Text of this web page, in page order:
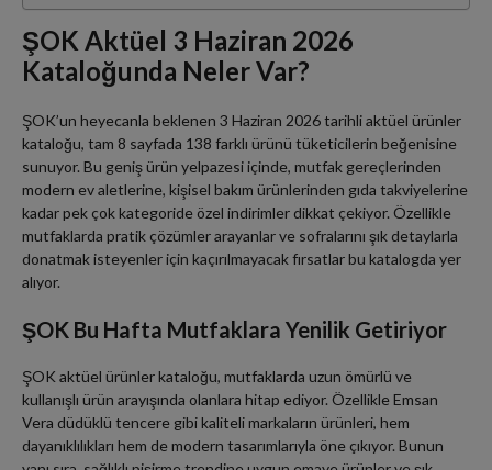
ŞOK Aktüel 3 Haziran 2026
Kataloğunda Neler Var?
ŞOK’un heyecanla beklenen 3 Haziran 2026 tarihli aktüel ürünler
kataloğu, tam 8 sayfada 138 farklı ürünü tüketicilerin beğenisine
sunuyor. Bu geniş ürün yelpazesi içinde, mutfak gereçlerinden
modern ev aletlerine, kişisel bakım ürünlerinden gıda takviyelerine
kadar pek çok kategoride özel indirimler dikkat çekiyor. Özellikle
mutfaklarda pratik çözümler arayanlar ve sofralarını şık detaylarla
donatmak isteyenler için kaçırılmayacak fırsatlar bu katalogda yer
alıyor.
ŞOK Bu Hafta Mutfaklara Yenilik Getiriyor
ŞOK aktüel ürünler kataloğu, mutfaklarda uzun ömürlü ve
kullanışlı ürün arayışında olanlara hitap ediyor. Özellikle Emsan
Vera düdüklü tencere gibi kaliteli markaların ürünleri, hem
dayanıklılıkları hem de modern tasarımlarıyla öne çıkıyor. Bunun